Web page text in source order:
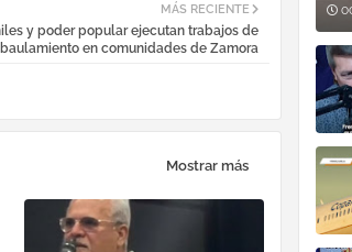
MÁS RECIENTE
y poder popular ejecutan trabajos de
en comunidades de Zamora
Mostrar más